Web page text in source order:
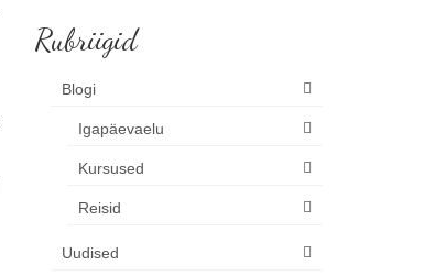
Rubriigid
Blogi
Igapäevaelu
Kursused
Reisid
Uudised